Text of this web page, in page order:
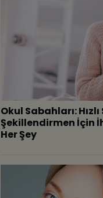
Okul Sabahları: Hızlı
Şekillendirmen İçin
Her Şey